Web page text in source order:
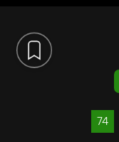
74